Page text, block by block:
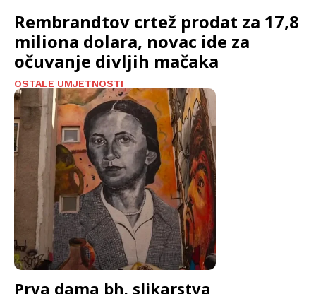
Rembrandtov crtež prodat za 17,8
miliona dolara, novac ide za
očuvanje divljih mačaka
OSTALE UMJETNOSTI
Prva dama bh. slikarstva